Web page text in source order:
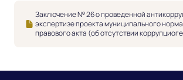
Заключение № 26 о проведенной
экспертизе проекта муниципального
правового акта (об отсутствии